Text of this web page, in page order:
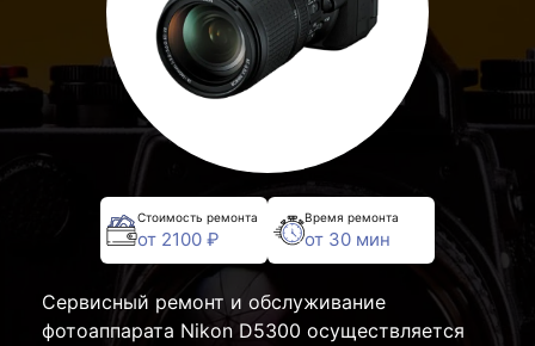
Стоимость ремонта
от 2100 ₽
Время ремонта
от 30 мин
Сервисный ремонт и обслуживание
фотоаппарата Nikon D5300 осуществляется